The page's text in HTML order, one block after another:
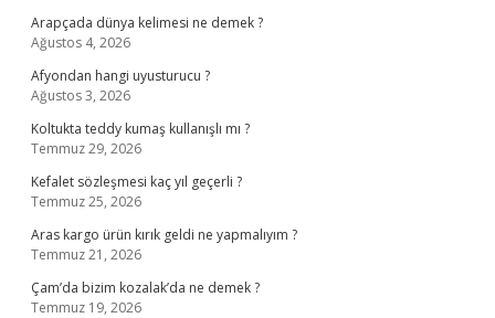
Arapçada dünya kelimesi ne demek ?
Ağustos 4, 2026
Afyondan hangi uyusturucu ?
Ağustos 3, 2026
Koltukta teddy kumaş kullanışlı mı ?
Temmuz 29, 2026
Kefalet sözleşmesi kaç yıl geçerli ?
Temmuz 25, 2026
Aras kargo ürün kırık geldi ne yapmalıyım ?
Temmuz 21, 2026
Çam’da bizim kozalak’da ne demek ?
Temmuz 19, 2026